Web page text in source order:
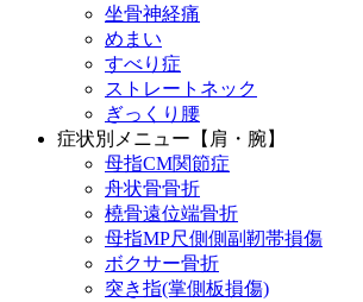
坐骨神経痛
めまい
すべり症
ストレートネック
ぎっくり腰
症状別メニュー【肩・腕】
母指CM関節症
舟状骨骨折
橈骨遠位端骨折
母指MP尺側側副靭帯損傷
ボクサー骨折
突き指(掌側板損傷)